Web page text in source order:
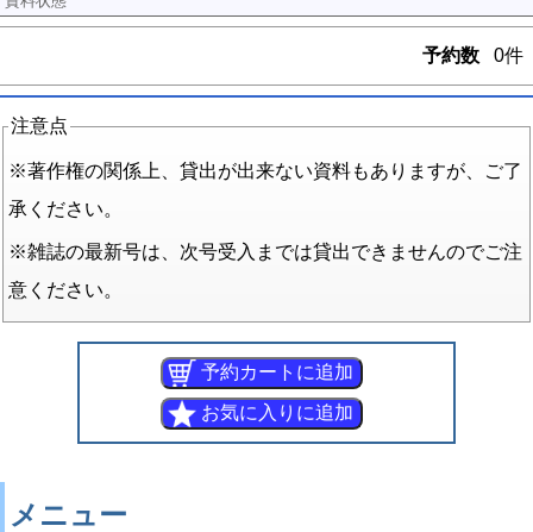
予約数 0件
注意点
※著作権の関係上、貸出が出来ない資料もありますが、ご了
承ください。
※雑誌の最新号は、次号受入までは貸出できませんのでご注
意ください。
メニュー